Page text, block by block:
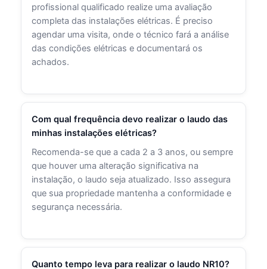
profissional qualificado realize uma avaliação
completa das instalações elétricas. É preciso
agendar uma visita, onde o técnico fará a análise
das condições elétricas e documentará os
achados.
Com qual frequência devo realizar o laudo das
minhas instalações elétricas?
Recomenda-se que a cada 2 a 3 anos, ou sempre
que houver uma alteração significativa na
instalação, o laudo seja atualizado. Isso assegura
que sua propriedade mantenha a conformidade e
segurança necessária.
Quanto tempo leva para realizar o laudo NR10?